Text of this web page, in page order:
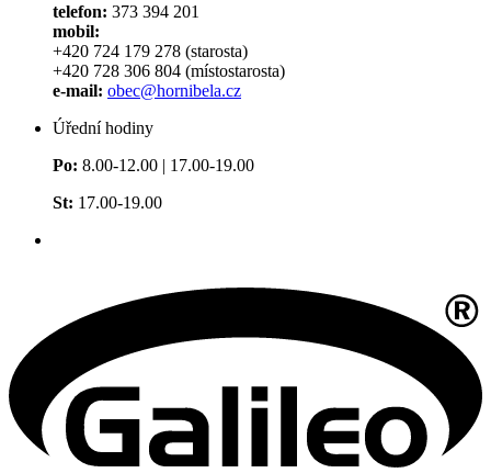
telefon: 373 394 201
mobil:
+420 724 179 278 (starosta)
+420 728 306 804 (místostarosta)
e-mail: obec@hornibela.cz
Úřední hodiny
Po: 8.00-12.00 | 17.00-19.00
St: 17.00-19.00